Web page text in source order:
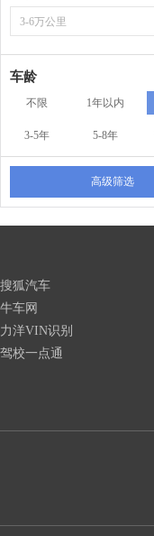
3-6万公里
车龄
不限 1年以内
3-5年 5-8年
高级筛选
搜狐汽车
牛车网
力洋VIN识别
驾校一点通